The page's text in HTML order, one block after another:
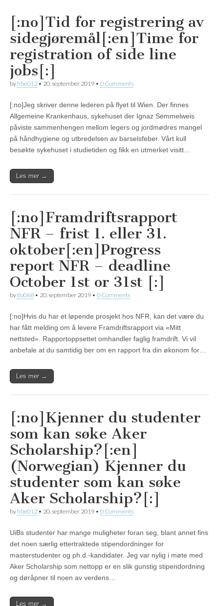
[:no]Tid for registrering av
sidegjøremål[:en]Time for
registration of side line
jobs[:]
by hbe012 • 20. september 2019 • 0 Comments
[:no]Jeg skriver denne lederen på flyet til Wien. Der finnes
Allgemeine Krankenhaus, sykehuset der Ignaz Semmelweis
påviste sammenhengen mellom legers og jordmødres mangel
på håndhygiene og utbredelsen av barselsfeber. Vårt kull
besøkte sykehuset i studietiden og fikk en utmerket visitt…
Les mer →
[:no]Framdriftsrapport
NFR – frist 1. eller 31.
oktober[:en]Progress
report NFR – deadline
October 1st or 31st [:]
bytlo068 • 20. september 2019 • 0 Comments
[:no]Hvis du har et løpende prosjekt hos NFR, kan det være du
har fått melding om å levere Framdriftsrapport via «Mitt
nettsted». Rapportoppsettet omhandler faglig framdrift. Vi vil
anbefale at du samtidig ber om en rapport fra din økonom for…
Les mer →
[:no]Kjenner du studenter
som kan søke Aker
Scholarship?[:en]
(Norwegian) Kjenner du
studenter som kan søke
Aker Scholarship?[:]
by hbe012 • 20. september 2019 • 0 Comments
UiBs studenter har mange muligheter foran seg, blant annet fins
det noen særlig ettertraktede stipendordninger for
masterstudenter og ph.d.-kandidater. Jeg var nylig i møte med
Aker Scholarship som nettopp er en slik gunstig stipendordning
og døråpner til noen av verdens…
Les mer →